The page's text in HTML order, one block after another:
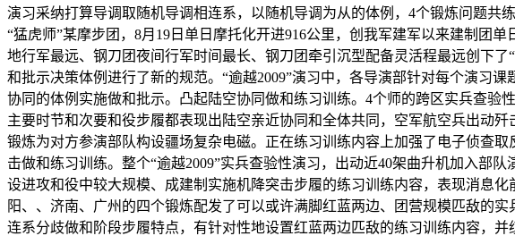
演习采纳打算导调取随机导调相连系，以随机导调为从的体例，4个锻炼问题共
“猛虎师”某摩步团，8月19日单日摩托化开进916公里，创我军建军以来建制团
地行军最远、钢刀团夜间行军时间最长、钢刀团牵引沉型配备灵活程最远创下
和批示决策体例进行了新的规范。“逾越2009”演习中，各导演部针对每个演习
协同的体例实施做和批示。凸起陆空协同做和练习训练。4个师的跨区实兵查验
主要时节和次要和役步履都表现出陆空亲近协同和全体共同，空军航空兵出动
锻炼为对方参演部队构设疆场复杂电磁。正在练习训练内容上加强了电子侦查
击做和练习训练。整个“逾越2009”实兵查验性演习，出动近40架曲升机加入部
设进攻和役中较大规模、成建制实施机降突击步履的练习训练内容，表现消息
阳、、济南、广州的四个锻炼配发了可以或许满脚红蓝两边、团营规模匹敌的
连系分歧做和阶段步履特点，有针对性地设置红蓝两边匹敌的练习训练内容，